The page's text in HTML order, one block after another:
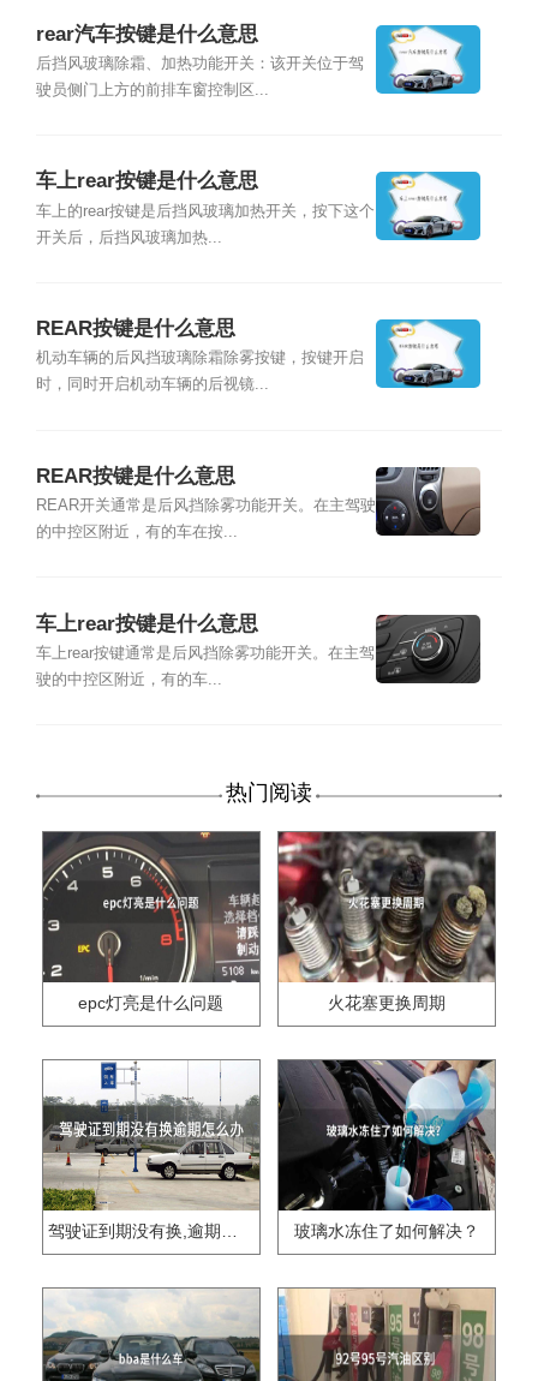
rear汽车按键是什么意思
后挡风玻璃除霜、加热功能开关：该开关位于驾
驶员侧门上方的前排车窗控制区...
车上rear按键是什么意思
车上的rear按键是后挡风玻璃加热开关，按下这个
开关后，后挡风玻璃加热...
REAR按键是什么意思
机动车辆的后风挡玻璃除霜除雾按键，按键开启
时，同时开启机动车辆的后视镜...
REAR按键是什么意思
REAR开关通常是后风挡除雾功能开关。在主驾驶
的中控区附近，有的车在按...
车上rear按键是什么意思
车上rear按键通常是后风挡除雾功能开关。在主驾
驶的中控区附近，有的车...
热门阅读
epc灯亮是什么问题 火花塞更换周期
驾驶证到期没有换,逾期怎么办?? 玻璃水冻住了如何解决？